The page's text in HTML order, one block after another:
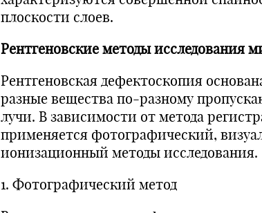
плоскости слоев.
Рентгеновские методы исследования
Рентгеновская дефектоскопия
разные вещества по-разному
лучи. В зависимости от метода
применяется фотографический,
ионизационный методы исследования.
1. Фотографический метод